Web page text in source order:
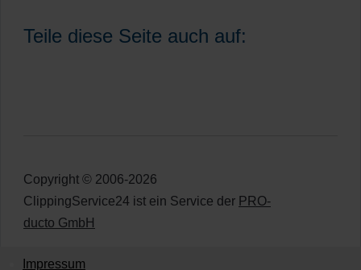
Teile diese Seite auch auf:
Copyright © 2006-2026
ClippingService24 ist ein Service der PRO-
ducto GmbH
Impressum